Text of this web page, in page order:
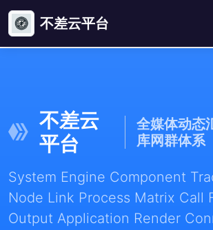
不差云平台
不差云
平台
全媒体动态
库网群体系
System Engine Component
Node Link Process Matrix Call
Output Application Render